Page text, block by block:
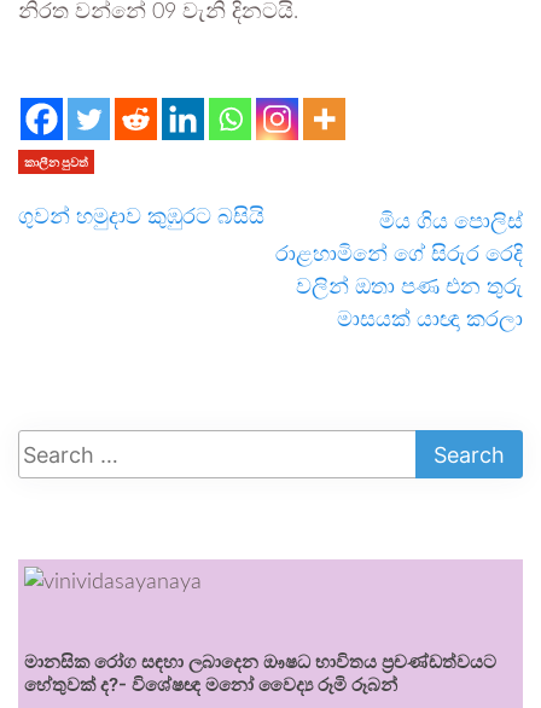
නිරත වන්නේ 09 වැනි දිනටයි.
කාලීන පුවත්
ගුවන් හමුදාව කුඹුරට බසියි
මිය ගිය පොලිස්
රාළහාමිනේ ගේ සිරුර රෙදි
වලින් ඔතා පණ එන තුරු
මාසයක් යාඥා කරලා
මානසික රෝග සඳහා ලබාදෙන ඖෂධ භාවිතය ප්‍රචණ්ඩත්වයට
හේතුවක් ද?- විශේෂඥ මනෝ වෛද්‍ය රූමි රූබන්